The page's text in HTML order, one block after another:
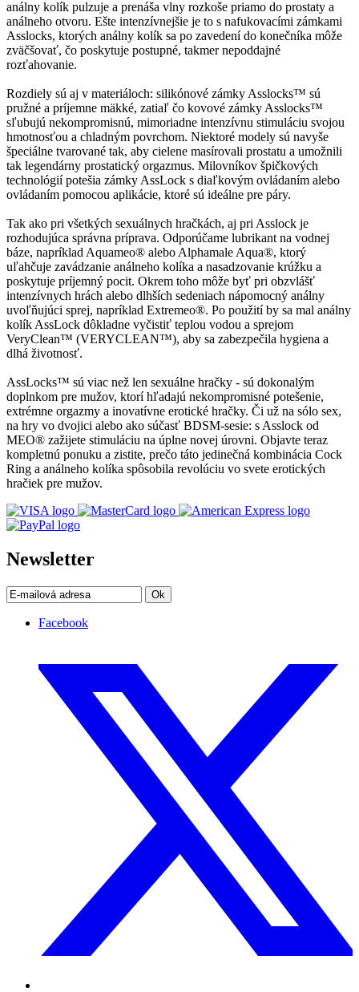
análny kolík pulzuje a prenáša vlny rozkoše priamo do prostaty a
análneho otvoru. Ešte intenzívnejšie je to s nafukovacími zámkami
Asslocks, ktorých análny kolík sa po zavedení do konečníka môže
zväčšovať, čo poskytuje postupné, takmer nepoddajné
rozťahovanie.
Rozdiely sú aj v materiáloch: silikónové zámky Asslocks™ sú
pružné a príjemne mäkké, zatiaľ čo kovové zámky Asslocks™
sľubujú nekompromisnú, mimoriadne intenzívnu stimuláciu svojou
hmotnosťou a chladným povrchom. Niektoré modely sú navyše
špeciálne tvarované tak, aby cielene masírovali prostatu a umožnili
tak legendárny prostatický orgazmus. Milovníkov špičkových
technológií potešia zámky AssLock s diaľkovým ovládaním alebo
ovládaním pomocou aplikácie, ktoré sú ideálne pre páry.
Tak ako pri všetkých sexuálnych hračkách, aj pri Asslock je
rozhodujúca správna príprava. Odporúčame lubrikant na vodnej
báze, napríklad Aquameo® alebo Alphamale Aqua®, ktorý
uľahčuje zavádzanie análneho kolíka a nasadzovanie krúžku a
poskytuje príjemný pocit. Okrem toho môže byť pri obzvlášť
intenzívnych hrách alebo dlhších sedeniach nápomocný análny
uvoľňujúci sprej, napríklad Extremeo®. Po použití by sa mal análny
kolík AssLock dôkladne vyčistiť teplou vodou a sprejom
VeryClean™ (VERYCLEAN™), aby sa zabezpečila hygiena a
dlhá životnosť.
AssLocks™ sú viac než len sexuálne hračky - sú dokonalým
doplnkom pre mužov, ktorí hľadajú nekompromisné potešenie,
extrémne orgazmy a inovatívne erotické hračky. Či už na sólo sex,
na hry vo dvojici alebo ako súčasť BDSM-sesie: s Asslock od
MEO® zažijete stimuláciu na úplne novej úrovni. Objavte teraz
kompletnú ponuku a zistite, prečo táto jedinečná kombinácia Cock
Ring a análneho kolíka spôsobila revolúciu vo svete erotických
hračiek pre mužov.
Newsletter
Ok
Facebook